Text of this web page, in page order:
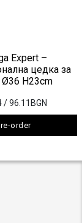
Expert –
цедка за
Ø36 H23cm
/ 96.11BGN
order